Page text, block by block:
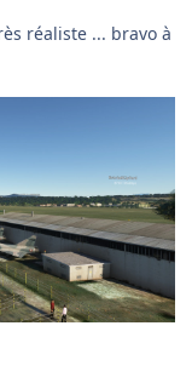
réaliste ... bravo à